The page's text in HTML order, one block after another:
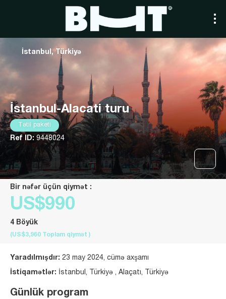
İstanbul-Alacati turu
Tətil paketi
Ref ID: 9448024
İstanbul, Türkiyə
Bir nəfər üçün qiymət :
US$990
4 Böyük
(US$3,960 Toplam qiymət )
Yaradılmışdır: 23 may 2024, cümə axşamı
İstiqamətlər: İstanbul, Türkiyə , Alaçatı, Türkiyə
Günlük program